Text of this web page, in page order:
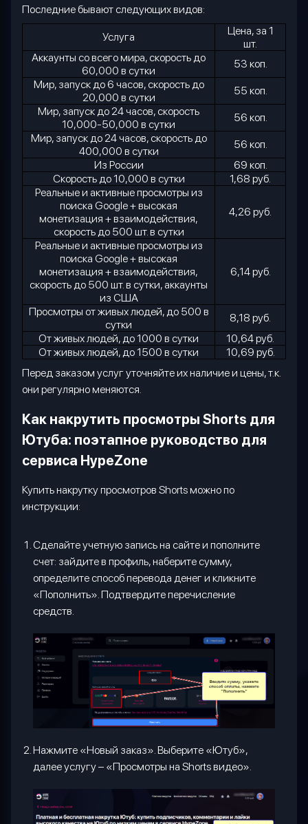
Последние бывают следующих видов:
Услуга
Цена, за 1
шт.
Аккаунты со всего мира, скорость до
60,000 в сутки
53 коп.
Мир, запуск до 6 часов, скорость до
20,000 в сутки
55 коп.
Мир, запуск до 24 часов, скорость
10,000-50,000 в сутки
56 коп.
Мир, запуск до 24 часов, скорость до
400,000 в сутки
56 коп.
Из России
69 коп.
Скорость до 10,000 в сутки
1,68 руб.
Реальные и активные просмотры из
поиска Google+ высокая
монетизация + взаимодействия,
скорость до 500 шт. в сутки
4,26 руб.
Реальные и активные просмотры из
поиска Google+ высокая
монетизация + взаимодействия,
скорость до 500 шт. в сутки, аккаунты
из США
6,14 руб.
Просмотры от живых людей, до 500 в
сутки
8,18 руб.
От живых людей, до 1000 в сутки
10,64 руб.
От живых людей, до 1500 в сутки
10,69 руб.
Перед заказом услуг уточняйте их наличие и цены, т.к.
они регулярно меняются.
Как накрутить просмотры Shorts для
Ютуба: поэтапное руководство для
сервиса HypeZone
Купить накрутку просмотров Shortsможно по
инструкции:
Сделайте учетную запись на сайте и пополните
счет: зайдите в профиль, наберите сумму,
определите способ перевода денег и кликните
«Пополнить». Подтвердите перечисление
средств.
Нажмите «Новый заказ». Выберите «Ютуб»,
далее услугу – «Просмотры на Shorts видео».